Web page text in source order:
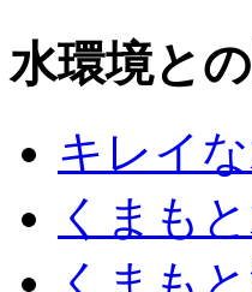
水環境と
キレイ
くまも
くまも